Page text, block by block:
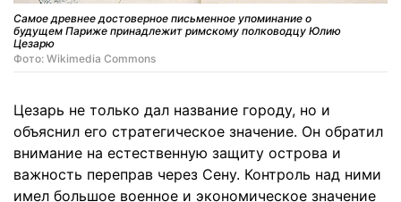
Самое древнее достоверное письменное упоминание о
будущем Париже принадлежит римскому полководцу Юлию
Цезарю
Фото: Wikimedia Commons
Цезарь не только дал название городу, но и
объяснил его стратегическое значение. Он обратил
внимание на естественную защиту острова и
важность переправ через Сену. Контроль над ними
имел большое военное и экономическое значение